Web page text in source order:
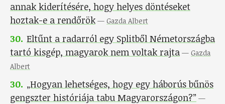
annak kiderítésére, hogy helyes döntéseket
hoztak-e a rendőrök — Gazda Albert
30. Eltűnt a radarról egy Splitből Németországba
tartó kisgép, magyarok nem voltak rajta — Gazda
Albert
30. „Hogyan lehetséges, hogy egy háborús bűnös
gengszter históriája tabu Magyarországon?” —